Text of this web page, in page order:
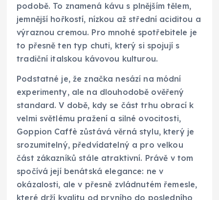
podobě. To znamená kávu s plnějším tělem,
jemnější hořkostí, nízkou až střední aciditou a
výraznou cremou. Pro mnohé spotřebitele je
to přesně ten typ chuti, který si spojují s
tradiční italskou kávovou kulturou.
Podstatné je, že značka nesází na módní
experimenty, ale na dlouhodobě ověřený
standard. V době, kdy se část trhu obrací k
velmi světlému pražení a silné ovocitosti,
Goppion Caffè zůstává věrná stylu, který je
srozumitelný, předvídatelný a pro velkou
část zákazníků stále atraktivní. Právě v tom
spočívá její benátská elegance: ne v
okázalosti, ale v přesně zvládnutém řemesle,
které drží kvalitu od prvního do posledního